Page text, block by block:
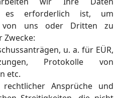
es erforderlich ist, um
von uns oder Dritten zu
Zwecke:
u. a. für EÜR,
Protokolle von
etc.
Ansprüche und